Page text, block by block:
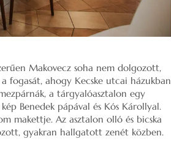
Makovecz soha nem dolgozott,
fogasát, ahogy Kecske utcai házukban
a tárgyalóasztalon egy
Benedek pápával és Kós Károllyal.
makettje. Az asztalon olló és bicska
gyakran hallgatott zenét közben.